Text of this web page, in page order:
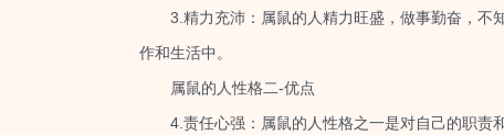
3.精力充沛：属鼠的人精力旺盛，做事勤奋，不
作和生活中。
属鼠的人性格二-优点
4.责任心强：属鼠的人性格之一是对自己的职责